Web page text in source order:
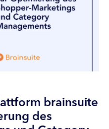
brainsuite
des